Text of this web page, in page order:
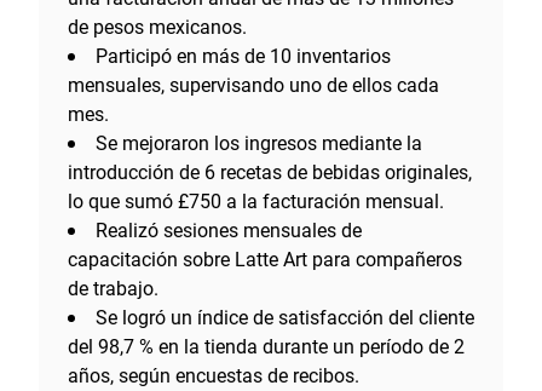
de pesos mexicanos.
Participó en más de 10 inventarios
mensuales, supervisando uno de ellos cada
mes.
Se mejoraron los ingresos mediante la
introducción de 6 recetas de bebidas originales,
lo que sumó £750 a la facturación mensual.
Realizó sesiones mensuales de
capacitación sobre Latte Art para compañeros
de trabajo.
Se logró un índice de satisfacción del cliente
del 98,7 % en la tienda durante un período de 2
años, según encuestas de recibos.